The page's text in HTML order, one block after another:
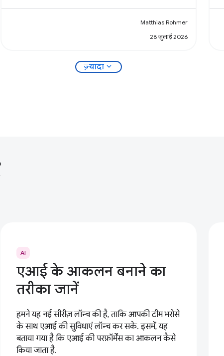
Matthias Rohmer
28 जुलाई 2026
ज़्यादा expand_more
AI
एआई के आकलन बनाने का
तरीका जानें
हमने यह नई सीरीज़ लॉन्च की है, ताकि आपकी टीम भरोसे
के साथ एआई की सुविधाएं लॉन्च कर सके. इसमें, यह
बताया गया है कि एआई की परफ़ॉर्मेंस का आकलन कैसे
किया जाता है.